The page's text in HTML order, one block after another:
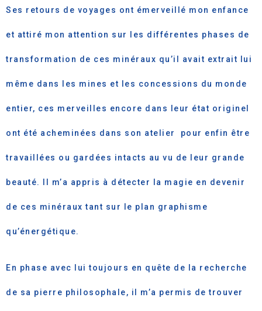
Ses retours de voyages ont émerveillé mon enfance
et attiré mon attention sur les différentes phases de
transformation de ces minéraux qu’il avait extrait lui
même dans les mines et les concessions du monde
entier, ces merveilles encore dans leur état originel
ont été acheminées dans son atelier pour enfin être
travaillées ou gardées intacts au vu de leur grande
beauté. Il m’a appris à détecter la magie en devenir
de ces minéraux tant sur le plan graphisme
qu’énergétique.
En phase avec lui toujours en quête de la recherche
de sa pierre philosophale, il m’a permis de trouver